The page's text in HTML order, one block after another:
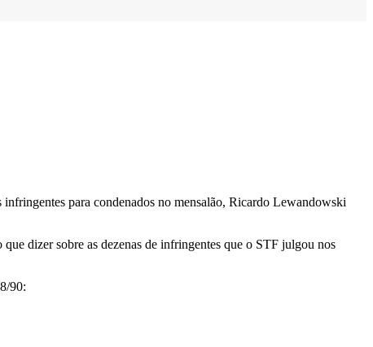
para condenados no mensalão, Ricardo Lewandowski
dizer sobre as dezenas de infringentes que o STF julgou nos
90: